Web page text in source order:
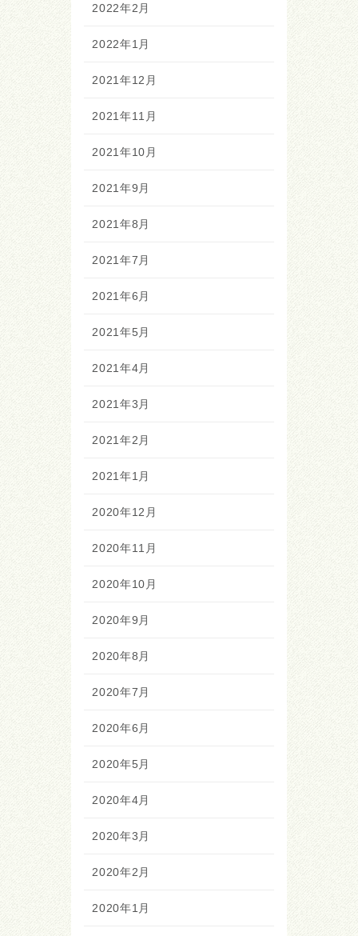
2022年2月
2022年1月
2021年12月
2021年11月
2021年10月
2021年9月
2021年8月
2021年7月
2021年6月
2021年5月
2021年4月
2021年3月
2021年2月
2021年1月
2020年12月
2020年11月
2020年10月
2020年9月
2020年8月
2020年7月
2020年6月
2020年5月
2020年4月
2020年3月
2020年2月
2020年1月